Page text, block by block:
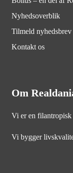
Nyhedsoverblik
Tilmeld nyhedsbrev
Kontakt os
Om
Vi er en filantropisk
Vi bygger